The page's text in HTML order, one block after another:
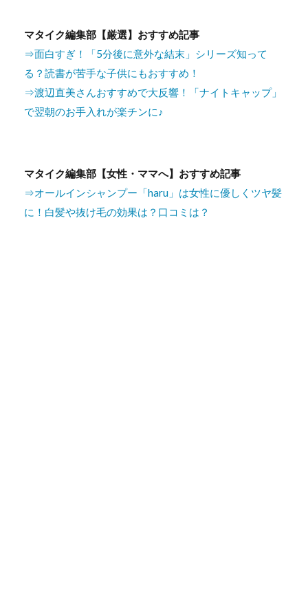
マタイク編集部【厳選】おすすめ記事
⇒面白すぎ！「5分後に意外な結末」シリーズ知って
る？読書が苦手な子供にもおすすめ！
⇒渡辺直美さんおすすめで大反響！「ナイトキャップ」
で翌朝のお手入れが楽チンに♪
マタイク編集部【女性・ママへ】おすすめ記事
⇒オールインシャンプー「haru」は女性に優しくツヤ髪
に！白髪や抜け毛の効果は？口コミは？